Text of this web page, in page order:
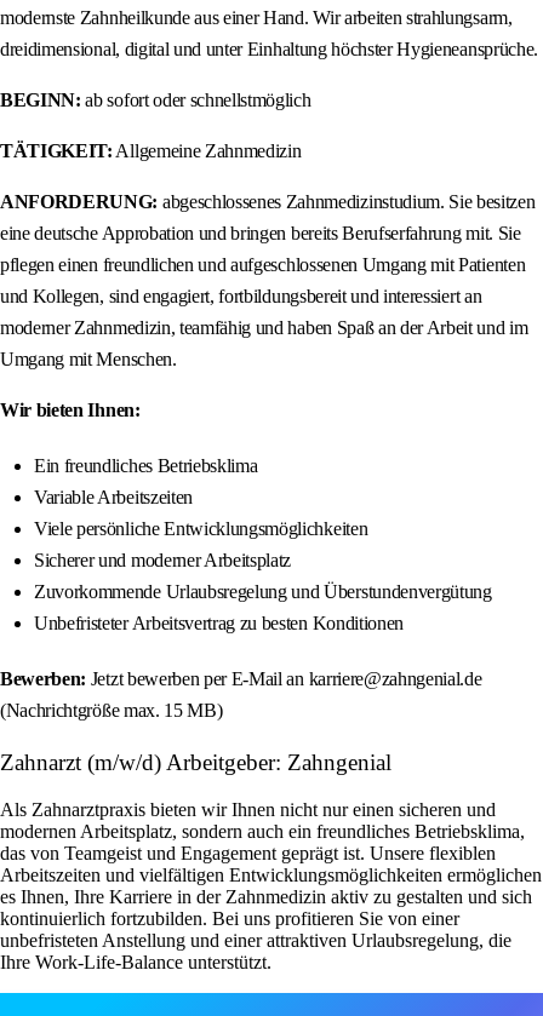
modernste Zahnheilkunde aus einer Hand. Wir arbeiten strahlungsarm,
dreidimensional, digital und unter Einhaltung höchster Hygieneansprüche.
BEGINN: ab sofort oder schnellstmöglich
TÄTIGKEIT: Allgemeine Zahnmedizin
ANFORDERUNG: abgeschlossenes Zahnmedizinstudium. Sie besitzen
eine deutsche Approbation und bringen bereits Berufserfahrung mit. Sie
pflegen einen freundlichen und aufgeschlossenen Umgang mit Patienten
und Kollegen, sind engagiert, fortbildungsbereit und interessiert an
moderner Zahnmedizin, teamfähig und haben Spaß an der Arbeit und im
Umgang mit Menschen.
Wir bieten Ihnen:
Ein freundliches Betriebsklima
Variable Arbeitszeiten
Viele persönliche Entwicklungsmöglichkeiten
Sicherer und moderner Arbeitsplatz
Zuvorkommende Urlaubsregelung und Überstundenvergütung
Unbefristeter Arbeitsvertrag zu besten Konditionen
Bewerben: Jetzt bewerben per E-Mail an karriere@zahngenial.de
(Nachrichtgröße max. 15 MB)
Zahnarzt (m/w/d) Arbeitgeber: Zahngenial
Als Zahnarztpraxis bieten wir Ihnen nicht nur einen sicheren und
modernen Arbeitsplatz, sondern auch ein freundliches Betriebsklima,
das von Teamgeist und Engagement geprägt ist. Unsere flexiblen
Arbeitszeiten und vielfältigen Entwicklungsmöglichkeiten ermöglichen
es Ihnen, Ihre Karriere in der Zahnmedizin aktiv zu gestalten und sich
kontinuierlich fortzubilden. Bei uns profitieren Sie von einer
unbefristeten Anstellung und einer attraktiven Urlaubsregelung, die
Ihre Work-Life-Balance unterstützt.